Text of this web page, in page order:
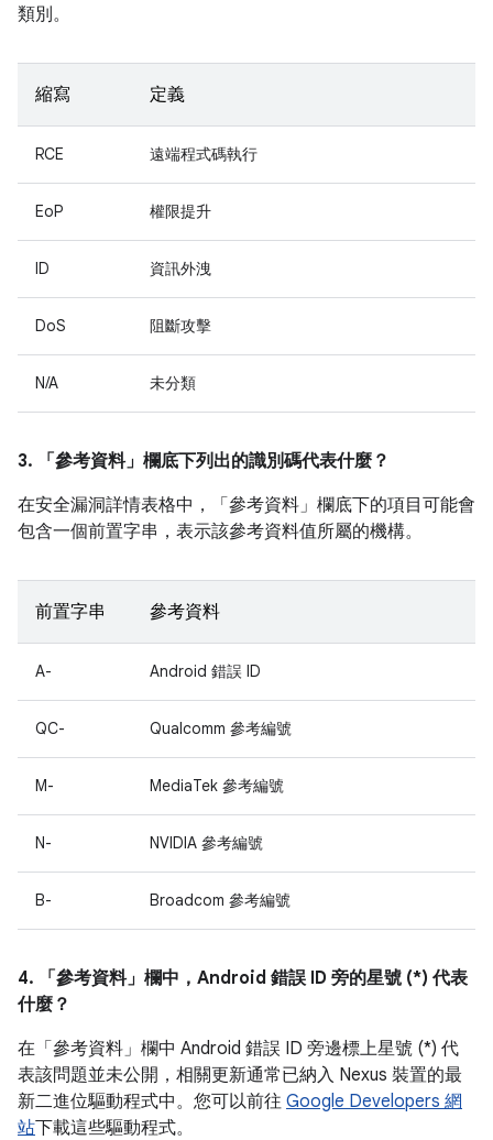
類別。
縮寫 定義
RCE 遠端程式碼執行
EoP 權限提升
ID 資訊外洩
DoS 阻斷攻擊
N/A 未分類
3. 「參考資料」 欄底下列出的識別碼代表什麼？
在安全漏洞詳情表格中，「參考資料」 欄底下的項目可能會
包含一個前置字串，表示該參考資料值所屬的機構。
前置字串 參考資料
A- Android 錯誤 ID
QC- Qualcomm 參考編號
M- MediaTek 參考編號
N- NVIDIA 參考編號
B- Broadcom 參考編號
4. 「參考資料」 欄中，Android 錯誤 ID 旁的星號 (*) 代表
什麼？
在「參考資料」 欄中 Android 錯誤 ID 旁邊標上星號 (*) 代
表該問題並未公開，相關更新通常已納入 Nexus 裝置的最
新二進位驅動程式中。您可以前往 Google Developers 網
站下載這些驅動程式。